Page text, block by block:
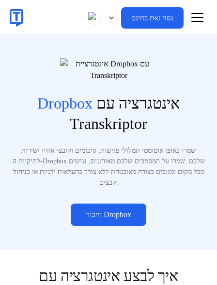
נסה זאת בחינם
Dropbox אינטגרציה עם
Transkriptor
שמרו באופן אוטומטי תמלולי פגישות, סיכומים וקובצי אודיו ישירות
לתיקיות ה-Dropbox שלכם. שמרו על המסמכים שלכם מאורגנים, נגישים
מכל מקום ומגובים בצורה מאובטחת ללא צורך בהעלאות ידניות או בניהול
קבצים.
חיבור Dropbox
איך לבצע אינטגרציה עם